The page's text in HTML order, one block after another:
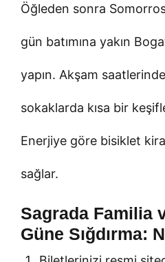
Öğleden sonra
gün batımına yakın
yapın. Akşam
sokaklarda kısa bir
Enerjiye göre bisiklet
sağlar.
Sagrada Familia
Güne Sığdırma: